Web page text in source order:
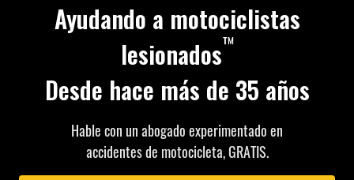
Ayudando a motociclistas
lesionados™
Desde hace más de 35 años
Hable con un abogado experimentado en
accidentes de motocicleta, GRATIS.